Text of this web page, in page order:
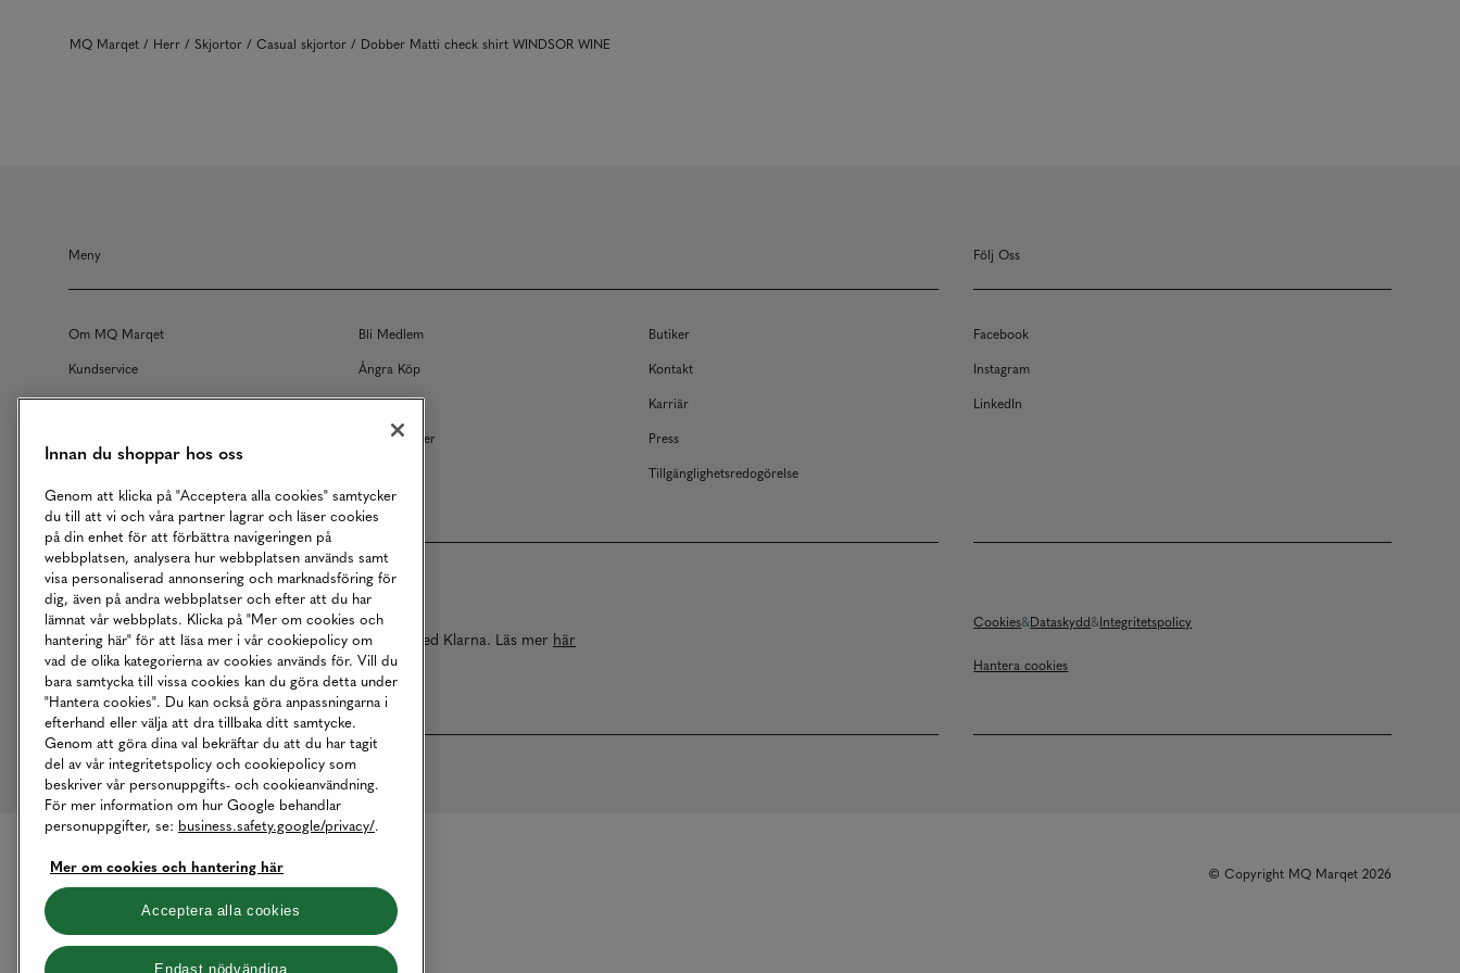
MQ Marqet Herr Skjortor Casual skjortor Dobber Matti check shirt WINDSOR WINE
Meny
Om MQ Marqet Bli Medlem
Butiker
Kundservice
Ångra Köp
Kontakt
Returer
Köpvillkor
Karriär
Våra Tjänster
Press
Tillgänglighetsredogörelse
Följ Oss
Facebook
Instagram
LinkedIn
Betalningar online sköts i samarbete med Klarna. Läs mer här
Cookies Dataskydd Integritetspolicy
Hantera cookies
© Copyright MQ Marqet 2026
Innan du shoppar hos oss
Genom att klicka på "Acceptera alla cookies" samtycker
du till att vi och våra partner lagrar och läser cookies
på din enhet för att förbättra navigeringen på
webbplatsen, analysera hur webbplatsen används samt
visa personaliserad annonsering och marknadsföring för
dig, även på andra webbplatser och efter att du har
lämnat vår webbplats. Klicka på "Mer om cookies och
hantering här" för att läsa mer i vår cookiepolicy om
vad de olika kategorierna av cookies används för. Vill du
bara samtycka till vissa cookies kan du göra detta under
"Hantera cookies". Du kan också göra anpassningarna i
efterhand eller välja att dra tillbaka ditt samtycke.
Genom att göra dina val bekräftar du att du har tagit
del av vår integritetspolicy och cookiepolicy som
beskriver vår personuppgifts- och cookieanvändning.
För mer information om hur Google behandlar
personuppgifter, se: business.safety.google/privacy/.
Mer om cookies och hantering här
Acceptera alla cookies
Endast nödvändiga